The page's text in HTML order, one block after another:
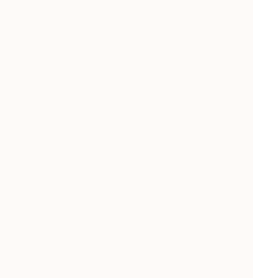
diverses techniques.